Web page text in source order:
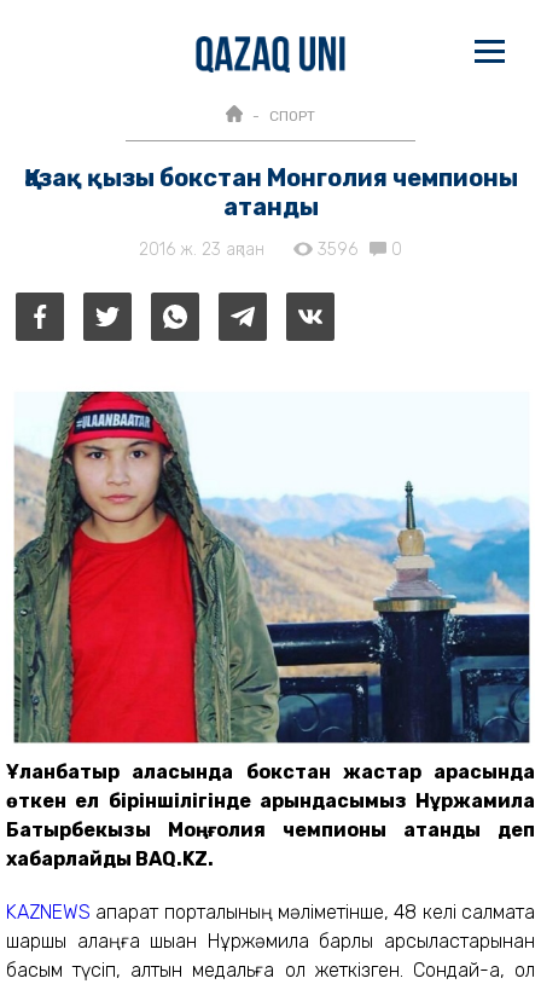
СПОРТ
Қазақ қызы бокстан Монголия чемпионы
атанды
2016 ж. 23 ақпан 3596 0
Ұланбатыр қаласында бокстан жастар арасында
өткен ел біріншілігінде қарындасымыз Нұржамила
Батырбекқызы Моңғолия чемпионы атанды деп
хабарлайды BAQ.KZ.
KAZNEWS ақпарат порталының мәліметінше, 48 келі салмақта
шаршы алаңға шыққан Нұржәмила барлық қарсыластарынан
басым түсіп, алтын медальға қол жеткізген. Сондай-ақ, ол